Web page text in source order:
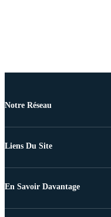
Notre Réseau
Liens Du Site
En Savoir Davantage